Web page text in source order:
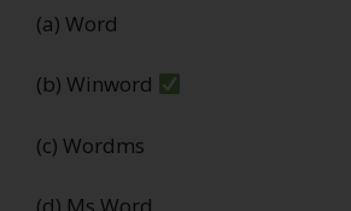
(a) Word
(b) Winword
(c) Wordms